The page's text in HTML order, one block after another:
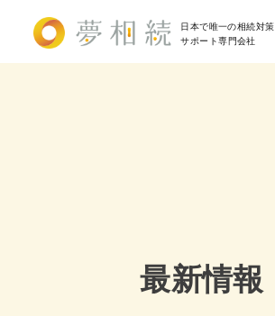
日本で唯一の相続対策
サポート専門会社
最新情報